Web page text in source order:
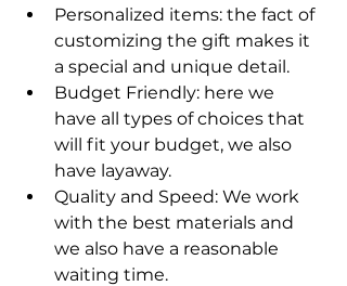
Personalized items: the fact of
customizing the gift makes it
a special and unique detail.
Budget Friendly: here we
have all types of choices that
will fit your budget, we also
have layaway.
Quality and Speed: We work
with the best materials and
we also have a reasonable
waiting time.